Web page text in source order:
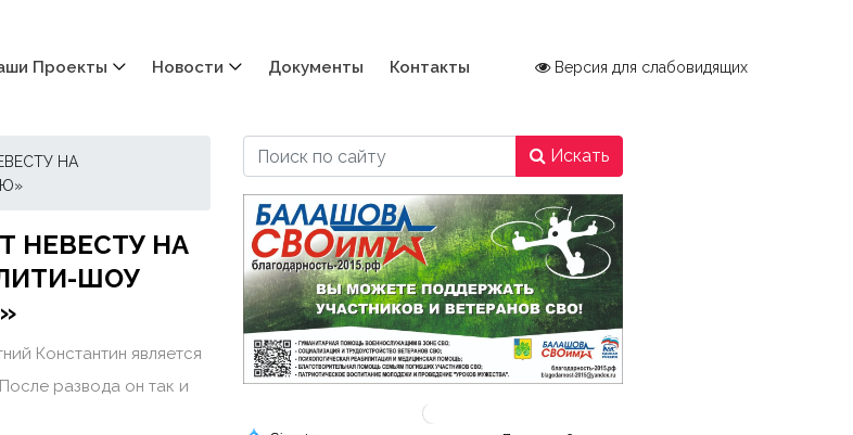
Проекты Новости Документы Контакты Версия для слабовидящих
НА
НЕВЕСТУ НА
ШОУ
Константин является
развода он так и
Искать